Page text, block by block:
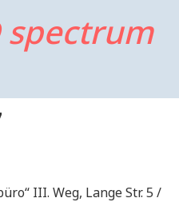
spectrum
III. Weg, Lange Str. 5 /